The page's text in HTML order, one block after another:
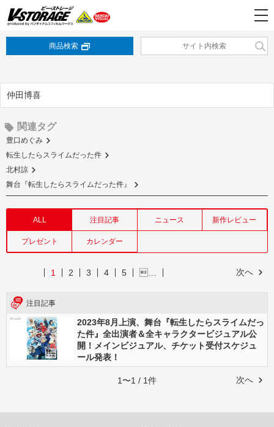
商品検索
仲田博喜
関連タグ
豊口めぐみ
転生したらスライムだった件
北村諒
舞台『転生したらスライムだった件』
ALL 注目記事 ニュース 新作レビュー
プレゼント カレンダー
次へ
1 2 3 4 5 …
注目記事
2023年8月上演、舞台『転生したらスライムだっ
た件』全出演者＆全キャラクタービジュアル公
開！メインビジュアル、チケット受付スケジュ
ール発表！
次へ
1〜1 / 1件